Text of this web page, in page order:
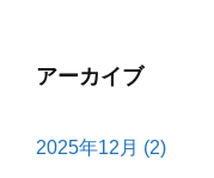
アーカイブ
2025年12月 (2)